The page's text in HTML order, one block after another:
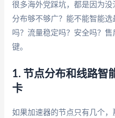
很多海外党踩坑，都是因为
分布够不够广？能不能智能
吗？流量稳定吗？安全吗？
键。
1. 节点分布和线路智
卡
如果加速器的节点只有几个